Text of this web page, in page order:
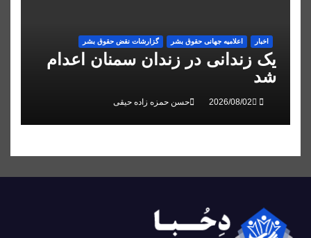
اخبار اعلاميه جهانی حقوق بشر گزارشات نقض حقوق بشر
یک زندانی در زندان سمنان اعدام
شد
حسن حمزه زاده حیقی